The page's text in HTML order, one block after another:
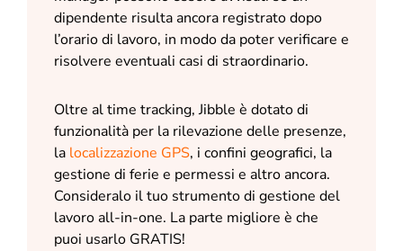
dipendente risulta ancora registrato dopo
l’orario di lavoro, in modo da poter verificare e
risolvere eventuali casi di straordinario.
Oltre al time tracking, Jibble è dotato di
funzionalità per la rilevazione delle presenze,
la localizzazione GPS, i confini geografici, la
gestione di ferie e permessi e altro ancora.
Consideralo il tuo strumento di gestione del
lavoro all-in-one. La parte migliore è che
puoi usarlo GRATIS!